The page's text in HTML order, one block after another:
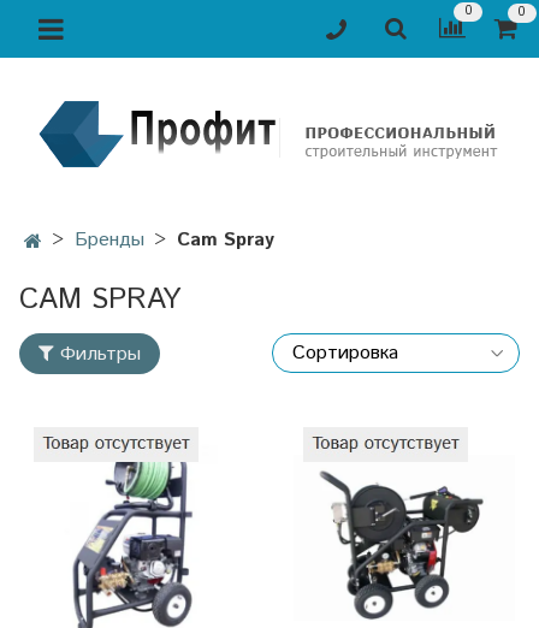
0 0
Бренды Cam Spray
CAM SPRAY
Фильтры